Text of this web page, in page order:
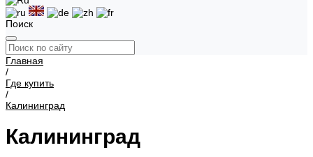
Поиск
Главная
/
Где купить
/
Калининград
Калининград